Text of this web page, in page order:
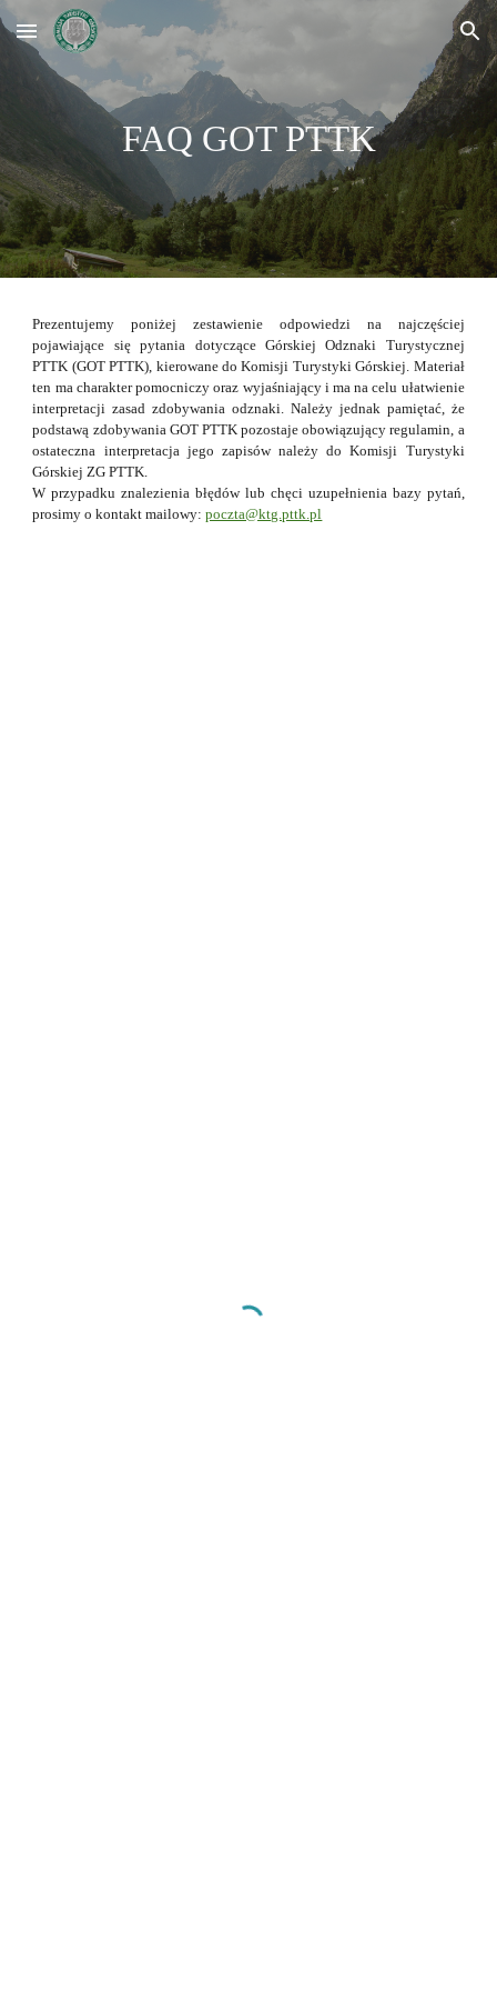
Skip to main content Skip to navigation
FAQ GOT PTTK
Prezentujemy poniżej zestawienie odpowiedzi na najczęściej
pojawiające się pytania dotyczące Górskiej Odznaki Turystycznej
PTTK (GOT PTTK), kierowane do Komisji Turystyki Górskiej. Materiał
ten ma charakter pomocniczy oraz wyjaśniający i ma na celu ułatwienie
interpretacji zasad zdobywania odznaki. Należy jednak pamiętać, że
podstawą zdobywania GOT PTTK pozostaje obowiązujący regulamin, a
ostateczna interpretacja jego zapisów należy do Komisji Turystyki
Górskiej ZG PTTK.
W przypadku znalezienia błędów lub chęci uzupełnienia bazy pytań,
prosimy o kontakt mailowy:poczta@ktg.pttk.pl